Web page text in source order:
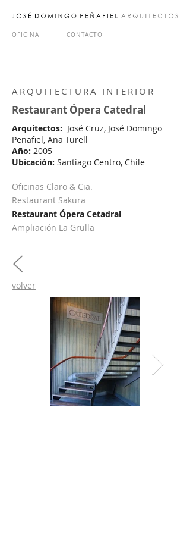
OFICINA CONTACTO
ARQUITECTURA INTERIOR
Restaurant Ópera Catedral
Arquitectos: José Cruz, José Domingo
Peñafiel, Ana Turell
Año: 2005
Ubicación: Santiago Centro, Chile
Oficinas Claro & Cia.
Restaurant Sakura
Restaurant Ópera Cetadral
Ampliación La Grulla
volver